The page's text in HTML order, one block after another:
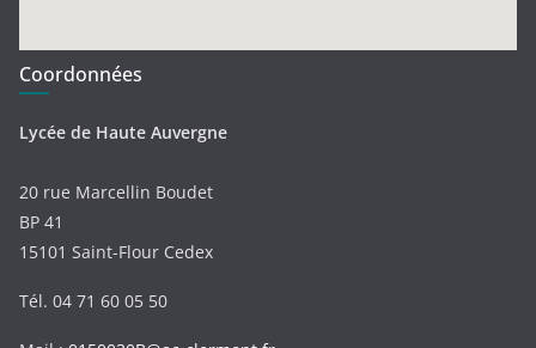
Coordonnées
Lycée de Haute Auvergne
20 rue Marcellin Boudet
BP 41
15101 Saint-Flour Cedex
Tél. 04 71 60 05 50